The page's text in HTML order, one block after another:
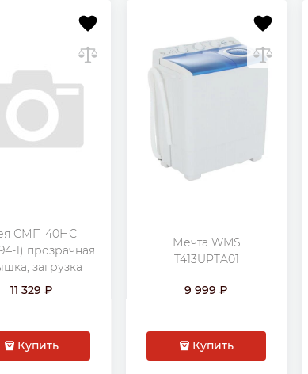
СМП 40НС
1) прозрачная
загрузка
4 кг,
11 329
Купить
Мечта WMS
T413UPTA01
9 999
Купить